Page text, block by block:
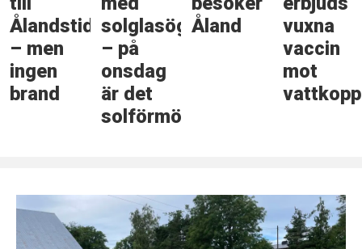
Ålandstidningen
– men
ingen
brand
solglasögonen
– på
onsdag
är det
solförmörkelse
Åland
vuxna
vaccin
mot